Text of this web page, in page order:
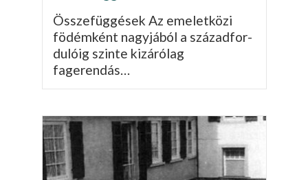
Összefüggések Az emeletközi
födémként nagyjából a századfor­
dulóig szinte kizárólag
fagerendás…